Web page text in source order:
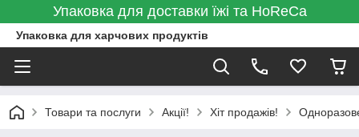
Упаковка для доставки їжі та HoReCa
Упаковка для харчових продуктів
Товари та послуги Акції! Хіт продажів!